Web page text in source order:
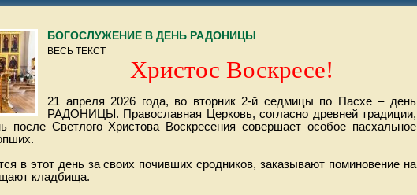
БОГОСЛУЖЕНИЕ В ДЕНЬ РАДОНИЦЫ
ВЕСЬ ТЕКСТ
Христос Воскресе!
21 апреля 2026 года, во вторник 2-й седмицы по Пасхе – день
РАДОНИЦЫ. Православная Церковь, согласно древней традиции,
после Светлого Христова Воскресения совершает особое пасхальное
в этот день за своих почивших сродников, заказывают поминовение на
кладбища.